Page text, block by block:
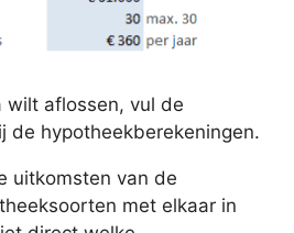
wilt aflossen, vul de
de hypotheekberekeningen.
uitkomsten van de
met elkaar in